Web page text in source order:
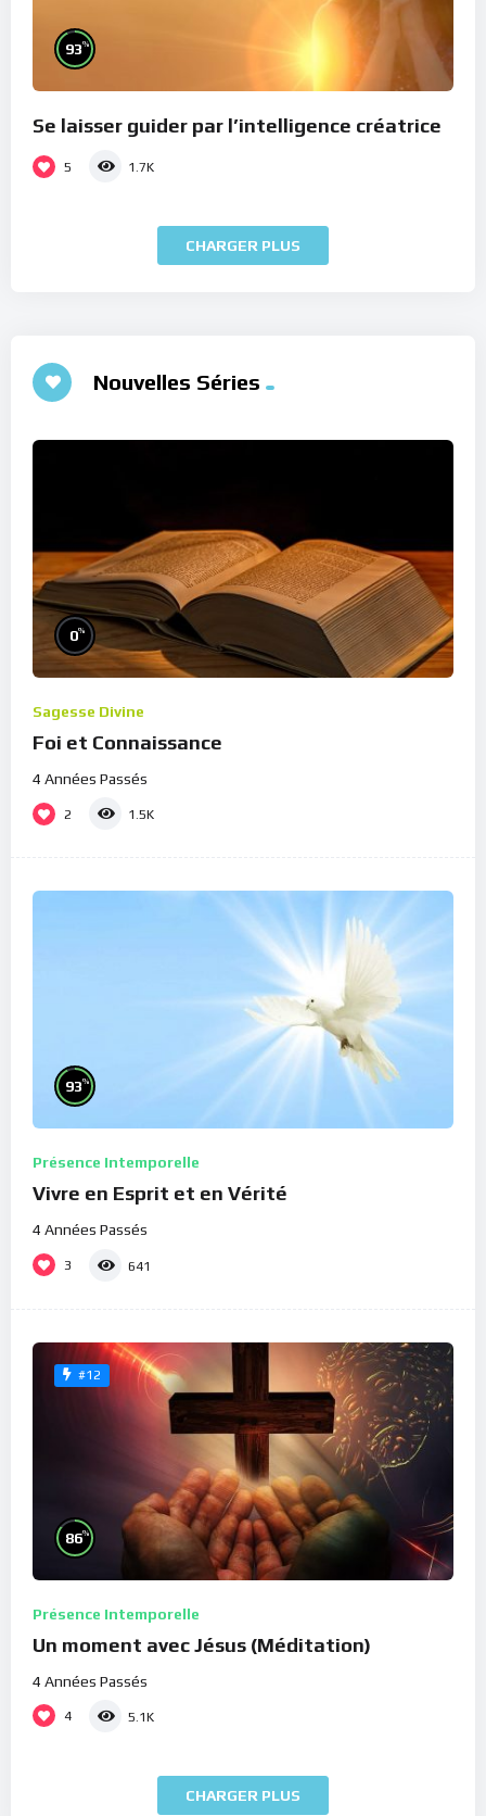
93%
Se laisser guider par l’intelligence créatrice
5 1.7K
CHARGER PLUS
Nouvelles Séries
0%
Sagesse Divine
Foi et Connaissance
4 Années Passés
2 1.5K
93%
Présence Intemporelle
Vivre en Esprit et en Vérité
4 Années Passés
3 641
#12
86%
Présence Intemporelle
Un moment avec Jésus (Méditation)
4 Années Passés
4 5.1K
CHARGER PLUS